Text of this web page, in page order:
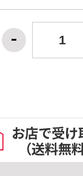
お店で受け
（送料無料